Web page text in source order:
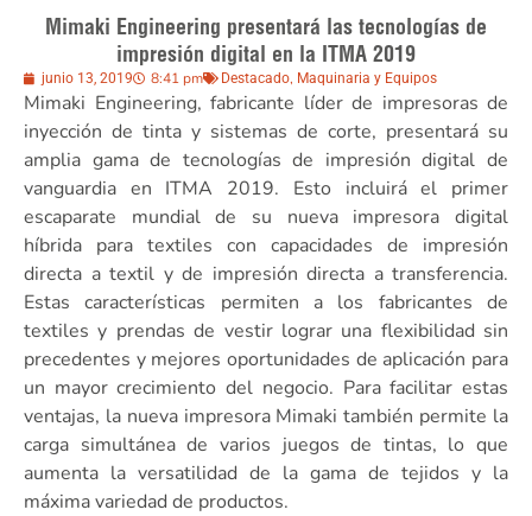
Mimaki Engineering presentará las tecnologías de
impresión digital en la ITMA 2019
junio 13, 2019 8:41 pm Destacado, Maquinaria y Equipos
Mimaki Engineering, fabricante líder de impresoras de
inyección de tinta y sistemas de corte, presentará su
amplia gama de tecnologías de impresión digital de
vanguardia en ITMA 2019. Esto incluirá el primer
escaparate mundial de su nueva impresora digital
híbrida para textiles con capacidades de impresión
directa a textil y de impresión directa a transferencia.
Estas características permiten a los fabricantes de
textiles y prendas de vestir lograr una flexibilidad sin
precedentes y mejores oportunidades de aplicación para
un mayor crecimiento del negocio. Para facilitar estas
ventajas, la nueva impresora Mimaki también permite la
carga simultánea de varios juegos de tintas, lo que
aumenta la versatilidad de la gama de tejidos y la
máxima variedad de productos.